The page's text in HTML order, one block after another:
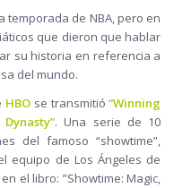
temporada de NBA, pero en
que dieron que hablar
su historia en referencia a
del mundo.
HBO se transmitió“Winning
. Una serie de 10
del famoso “showtime”,
equipo de Los Ángeles de
el libro: ”Showtime: Magic,